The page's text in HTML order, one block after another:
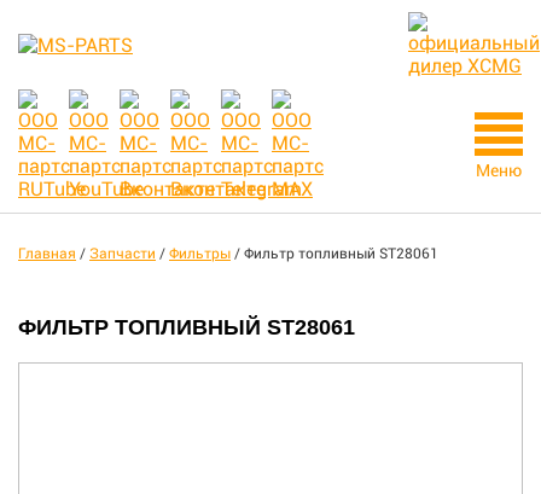
Меню
Главная / Запчасти / Фильтры / Фильтр топливный ST28061
ФИЛЬТР ТОПЛИВНЫЙ ST28061